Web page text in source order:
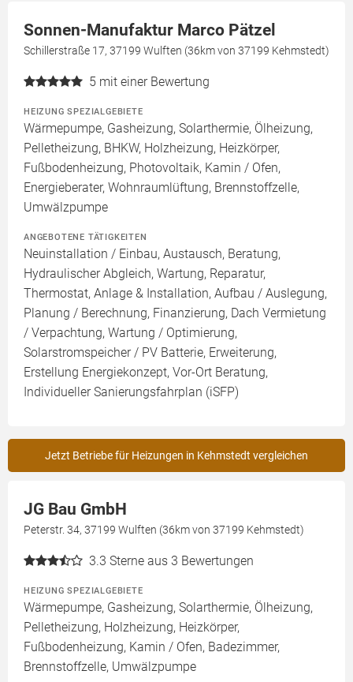
Sonnen-Manufaktur Marco Pätzel
Schillerstraße 17, 37199 Wulften (36km von 37199 Kehmstedt)
5 mit einer Bewertung
HEIZUNG SPEZIALGEBIETE
Wärmepumpe, Gasheizung, Solarthermie, Ölheizung,
Pelletheizung, BHKW, Holzheizung, Heizkörper,
Fußbodenheizung, Photovoltaik, Kamin / Ofen,
Energieberater, Wohnraumlüftung, Brennstoffzelle,
Umwälzpumpe
ANGEBOTENE TÄTIGKEITEN
Neuinstallation / Einbau, Austausch, Beratung,
Hydraulischer Abgleich, Wartung, Reparatur,
Thermostat, Anlage & Installation, Aufbau / Auslegung,
Planung / Berechnung, Finanzierung, Dach Vermietung
/ Verpachtung, Wartung / Optimierung,
Solarstromspeicher / PV Batterie, Erweiterung,
Erstellung Energiekonzept, Vor-Ort Beratung,
Individueller Sanierungsfahrplan (iSFP)
Jetzt Betriebe für Heizungen in Kehmstedt vergleichen
JG Bau GmbH
Peterstr. 34, 37199 Wulften (36km von 37199 Kehmstedt)
3.3 Sterne aus 3 Bewertungen
HEIZUNG SPEZIALGEBIETE
Wärmepumpe, Gasheizung, Solarthermie, Ölheizung,
Pelletheizung, Holzheizung, Heizkörper,
Fußbodenheizung, Kamin / Ofen, Badezimmer,
Brennstoffzelle, Umwälzpumpe